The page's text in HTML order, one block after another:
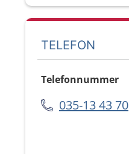
TELEFON
Telefonnummer
035-13 43 70